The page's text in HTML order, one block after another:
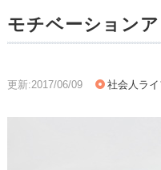
モチベーション
更新:2017/06/09 社会人ライ